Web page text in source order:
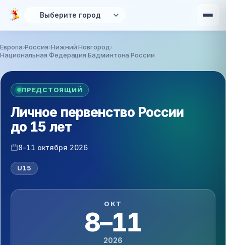
Перейти к основному содержанию
Вы здесь
Европа Россия Нижний Новгород
Национальная Федерация Бадминтона России
ПРЕДСТОЯЩИЙ
Личное первенство России
до 15 лет
8–11 октября 2026
U15
ОКТ
8–11
2026